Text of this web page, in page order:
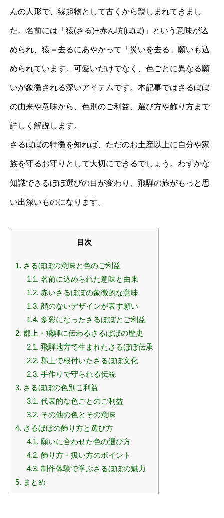
んの人形で、縁起物として古くから親しまれてきまし
た。名前には「猿(さる)+赤ん坊(ぼぼ)」という意味が込
められ、猿＝去るにあやかって「災いを去る」願いも込
められています。可愛いだけでなく、色ごとに異なる願
いが象徴される深いアイテムです。本記事ではさるぼぼ
の由来や意味から、色別のご利益、選び方や飾り方まで
詳しく解説します。
さるぼぼの特徴を知れば、ただのお土産以上に自分や家
族を守るお守りとして大切にできるでしょう。わずかな
知識でさるぼぼ選びの目が変わり、飛騨の旅がもっと思
い出深いものになります。
目次
1. さるぼぼの意味と色のご利益
1.1. 名前に込められた意味と由来
1.2. 赤いさるぼぼの象徴的な意味
1.3. 顔のないデザインが表す願い
1.4. 多彩になったさるぼぼとご利益
2. 郡上・飛騨に伝わるさるぼぼの歴史
2.1. 飛騨地方で生まれたさるぼぼ伝承
2.2. 郡上で根付いたさるぼぼ文化
2.3. 手作りで守られる伝統
3. さるぼぼの色別ご利益
3.1. 代表的な色ごとのご利益
3.2. その他の色とその意味
4. さるぼぼの飾り方と選び方
4.1. 願いに合わせた色の選び方
4.2. 飾り方・扱い方のポイント
4.3. 制作体験で学ぶさるぼぼの魅力
5. まとめ